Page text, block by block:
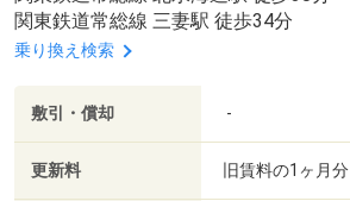
関東鉄道常総線 三妻駅 徒歩34分
乗り換え検索
敷引・償却 -
更新料 旧賃料の1ヶ月分